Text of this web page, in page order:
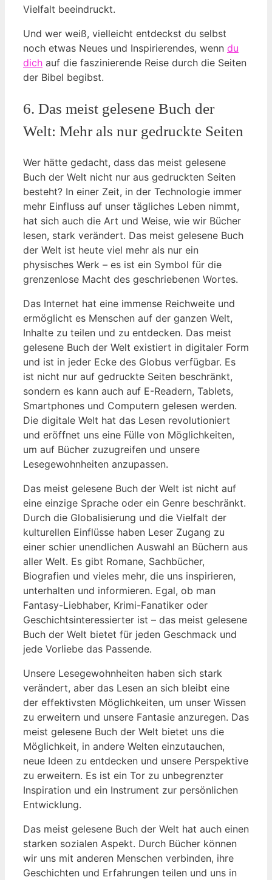
Vielfalt beeindruckt.
Und wer weiß, vielleicht entdeckst​ du selbst
noch etwas Neues und ‍Inspirierendes, wenn du
dich auf die faszinierende ⁣Reise durch die Seiten⁢
der Bibel begibst.
6. Das⁢ meist ⁣gelesene Buch der
Welt: Mehr als nur​ gedruckte Seiten
Wer hätte gedacht, dass das⁢ meist ​gelesene
Buch der Welt nicht nur aus ​gedruckten⁤ Seiten
besteht? In einer Zeit, ⁢in der ‍Technologie immer
mehr Einfluss⁣ auf unser tägliches ‌Leben nimmt,​
hat sich auch die Art und Weise, wie wir Bücher
lesen, stark verändert. Das meist gelesene Buch
der Welt ⁢ist heute viel mehr als nur ein
physisches Werk ⁣– es ist ein Symbol für die
grenzenlose ​Macht des ​geschriebenen Wortes.
Das Internet hat eine immense ⁢Reichweite und
ermöglicht es Menschen‍ auf der ganzen Welt,
Inhalte zu teilen ‌und zu ​entdecken. Das meist
gelesene Buch der Welt existiert in digitaler Form⁢
und ist in jeder⁢ Ecke des Globus verfügbar.⁣ Es⁤
ist nicht nur auf ​gedruckte Seiten beschränkt,
sondern es ⁢kann⁢ auch auf ⁢E-Readern,⁢ Tablets,
Smartphones und Computern⁢ gelesen ⁣werden.
Die ⁤digitale Welt hat das Lesen revolutioniert
und eröffnet uns eine Fülle​ von Möglichkeiten,
um auf Bücher ‍zuzugreifen und unsere
Lesegewohnheiten ‍anzupassen.
Das meist gelesene Buch der​ Welt ist nicht ​auf
eine einzige Sprache oder ein‍ Genre beschränkt.​
Durch die Globalisierung und‌ die Vielfalt der
kulturellen Einflüsse‌ haben Leser‌ Zugang zu
einer schier unendlichen​ Auswahl an Büchern⁤ aus
aller Welt. Es gibt ‍Romane, Sachbücher,
Biografien und vieles mehr, die uns ⁣inspirieren,​
unterhalten ⁣und informieren. Egal, ‍ob man
Fantasy-Liebhaber, Krimi-Fanatiker ‌oder‍
Geschichtsinteressierter ist – das meist gelesene
⁣Buch der ​Welt bietet ⁢für jeden ⁣Geschmack und
jede Vorliebe das Passende.
Unsere Lesegewohnheiten‌ haben sich stark
‍verändert, aber‍ das Lesen an sich bleibt eine
der effektivsten Möglichkeiten, um unser Wissen
zu erweitern und ​unsere Fantasie anzuregen. Das
meist gelesene Buch ⁢der Welt ⁤bietet uns die
‍Möglichkeit, in⁣ andere Welten einzutauchen,
neue⁤ Ideen⁣ zu entdecken‌ und unsere⁣ Perspektive
⁢zu⁤ erweitern. Es ist ein Tor ⁤zu unbegrenzter
Inspiration und ein ⁣Instrument zur persönlichen⁤
Entwicklung.
Das​ meist gelesene Buch der Welt hat auch ⁣einen
starken sozialen Aspekt. Durch Bücher können
wir uns​ mit anderen Menschen verbinden, ⁢ihre
⁤Geschichten und Erfahrungen teilen und uns ⁢in